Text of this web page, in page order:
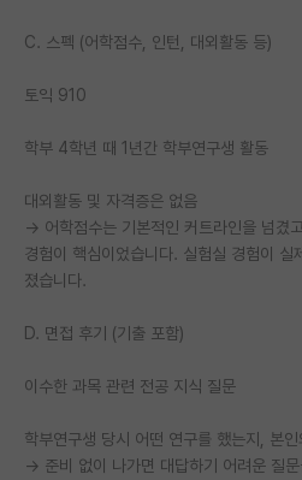
장학금/장학생 게시판
학술 정보 게시판
홍보 게시판
커리어
유학교육
이벤트
반도체 아카데미
재팬라운지 🌸
C. 스펙 (어학점수, 인턴, 대외활동 등)
토익 910
학부 4학년 때 1년간 학부연구생 활동
대외활동 및 자격증은 없음
→ 어학점수는 기본적인 커트라인을 넘겼
경험이 핵심이었습니다. 실험실 경험이 실
졌습니다.
D. 면접 후기 (기출 포함)
이수한 과목 관련 전공 지식 질문
학부연구생 당시 어떤 연구를 했는지, 본
→ 준비 없이 나가면 대답하기 어려운 질